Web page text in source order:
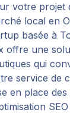
votre projet
local en
basée à
offre une
qui
service de
en place